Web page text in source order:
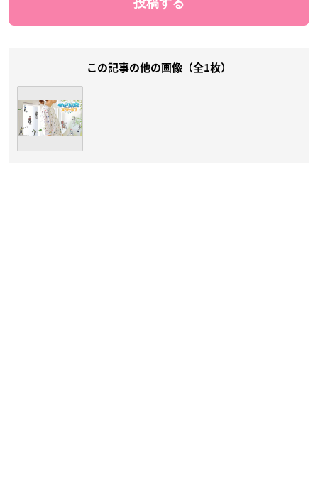
この記事の他の画像（全1枚）